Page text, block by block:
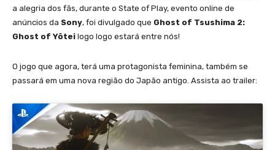
a alegria dos fãs, durante o State of Play, evento online de
anúncios da Sony, foi divulgado que Ghost of Tsushima 2:
Ghost of Yôtei logo logo estará entre nós!
O jogo que agora, terá uma protagonista feminina, também se
passará em uma nova região do Japão antigo. Assista ao trailer: